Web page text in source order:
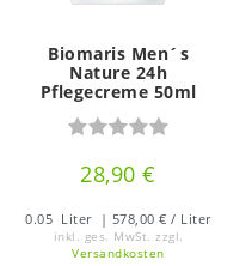
Biomaris Men´s
Nature 24h
Pflegecreme 50ml
28,90 €
0.05 Liter | 578,00 € / Liter
inkl. ges. MwSt. zzgl.
Versandkosten